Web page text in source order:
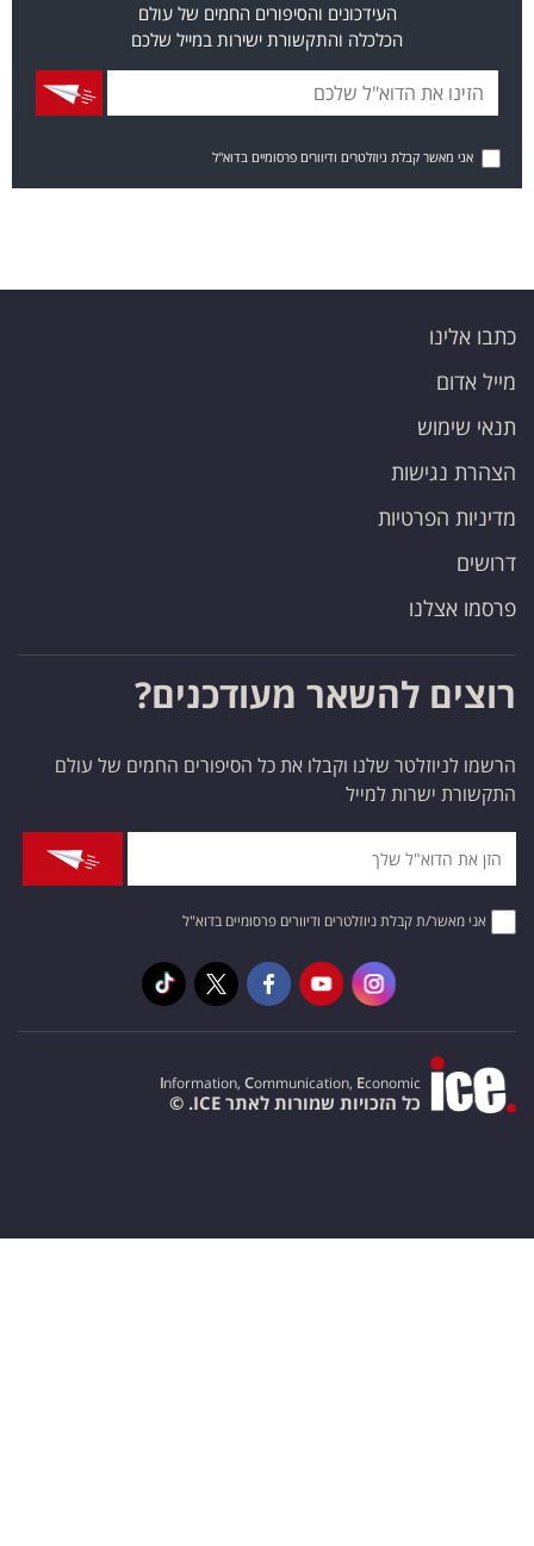
העידכונים והסיפורים החמים של עולם
הכלכלה והתקשורת ישירות במייל שלכם
אני מאשר קבלת ניוזלטרים ודיוורים פרסומיים בדוא"ל
כתבו אלינו
מייל אדום
תנאי שימוש
הצהרת נגישות
מדיניות הפרטיות
דרושים
פרסמו אצלנו
רוצים להשאר מעודכנים?
הרשמו לניוזלטר שלנו וקבלו את כל הסיפורים החמים של עולם
התקשורת ישרות למייל
אני מאשר/ת קבלת ניוזלטרים ודיוורים פרסומיים בדוא"ל
Information, Communication, Economic
כל הזכויות שמורות לאתר ICE. ©